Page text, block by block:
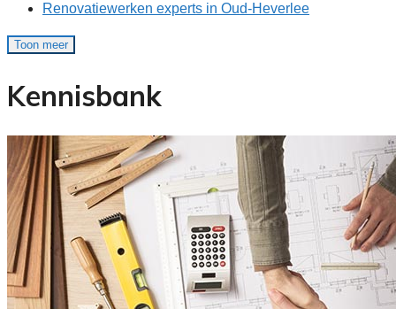
Renovatiewerken experts in Oud-Heverlee
Toon meer
Kennisbank